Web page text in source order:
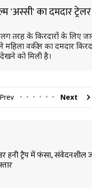
'अस्सी' का दमदार
तरह के किरदारों के लिए
वकील का दमदार
को मिली है।
Prev • • • • • • Next
हनी ट्रैप में फंसा, संवेदनशील